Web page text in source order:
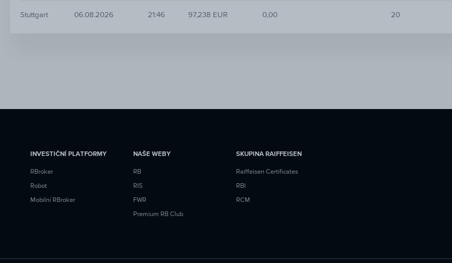
Stuttgart 06.08.2026 21:46 97,238 EUR 0,00 20
INVESTIČNÍ PLATFORMY
RBroker
Robot
Mobilní RBroker
NAŠE WEBY
RB
RIS
FWR
Premium RB Club
SKUPINA RAIFFEISEN
Raiffeisen Certificates
RBI
RCM